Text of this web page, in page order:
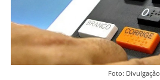
Foto: Divulgação